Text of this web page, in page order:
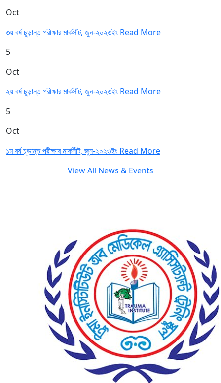
Oct
৩য় বর্ষ চূড়ান্ত পরীক্ষার মার্কসীট, জুন-২০২৩ইং Read More
5
Oct
২য় বর্ষ চূড়ান্ত পরীক্ষার মার্কসীট, জুন-২০২৩ইং Read More
5
Oct
১ম বর্ষ চূড়ান্ত পরীক্ষার মার্কসীট, জুন-২০২৩ইং Read More
View All News & Events